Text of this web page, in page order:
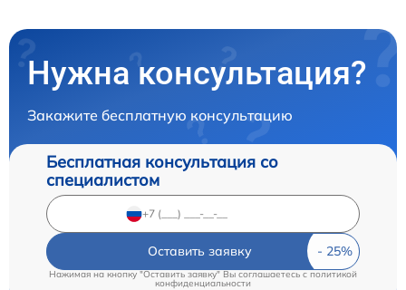
Нужна консультация?
Закажите бесплатную консультацию
Бесплатная консультация со
специалистом
Оставить заявку
Нажимая на кнопку "Оставить заявку" Вы соглашаетесь cполитикой
конфиденциальности